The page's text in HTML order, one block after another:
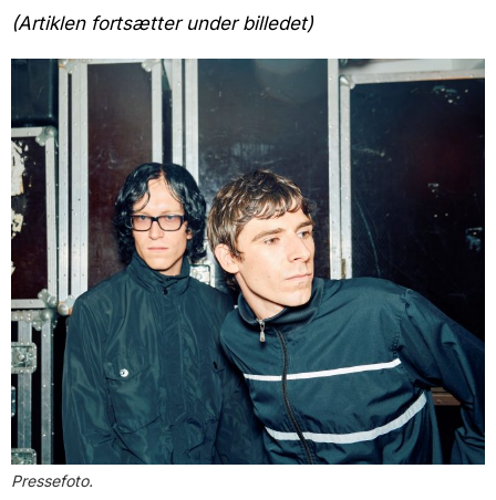
(Artiklen fortsætter under billedet)
Pressefoto.